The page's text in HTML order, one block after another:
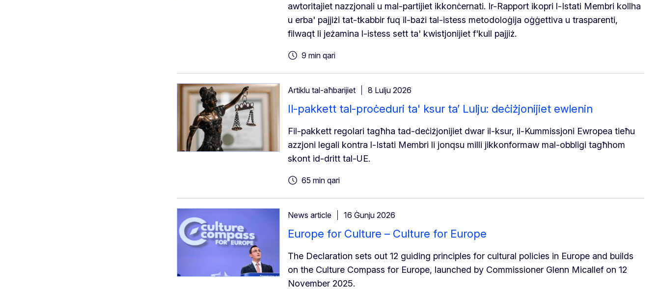
awtoritajiet nazzjonali u mal-partijiet ikkonċernati. Ir-Rapport ikopri l-Istati Membri kollha
u erba' pajjiżi tat-tkabbir fuq il-bażi tal-istess metodoloġija oġġettiva u trasparenti,
filwaqt li jeżamina l-istess sett ta' kwistjonijiet f'kull pajjiż.
9 min qari
Artiklu tal-aħbarijiet 8 Lulju 2026
Il-pakkett tal-proċeduri ta' ksur ta’ Lulju: deċiżjonijiet ewlenin
Fil-pakkett regolari tagħha tad-deċiżjonijiet dwar il-ksur, il-Kummissjoni Ewropea tieħu
azzjoni legali kontra l-Istati Membri li jonqsu milli jikkonformaw mal-obbligi tagħhom
skont id-dritt tal-UE.
65 min qari
News article 16 Ġunju 2026
Europe for Culture – Culture for Europe
The Declaration sets out 12 guiding principles for cultural policies in Europe and builds
on the Culture Compass for Europe, launched by Commissioner Glenn Micallef on 12
November 2025.